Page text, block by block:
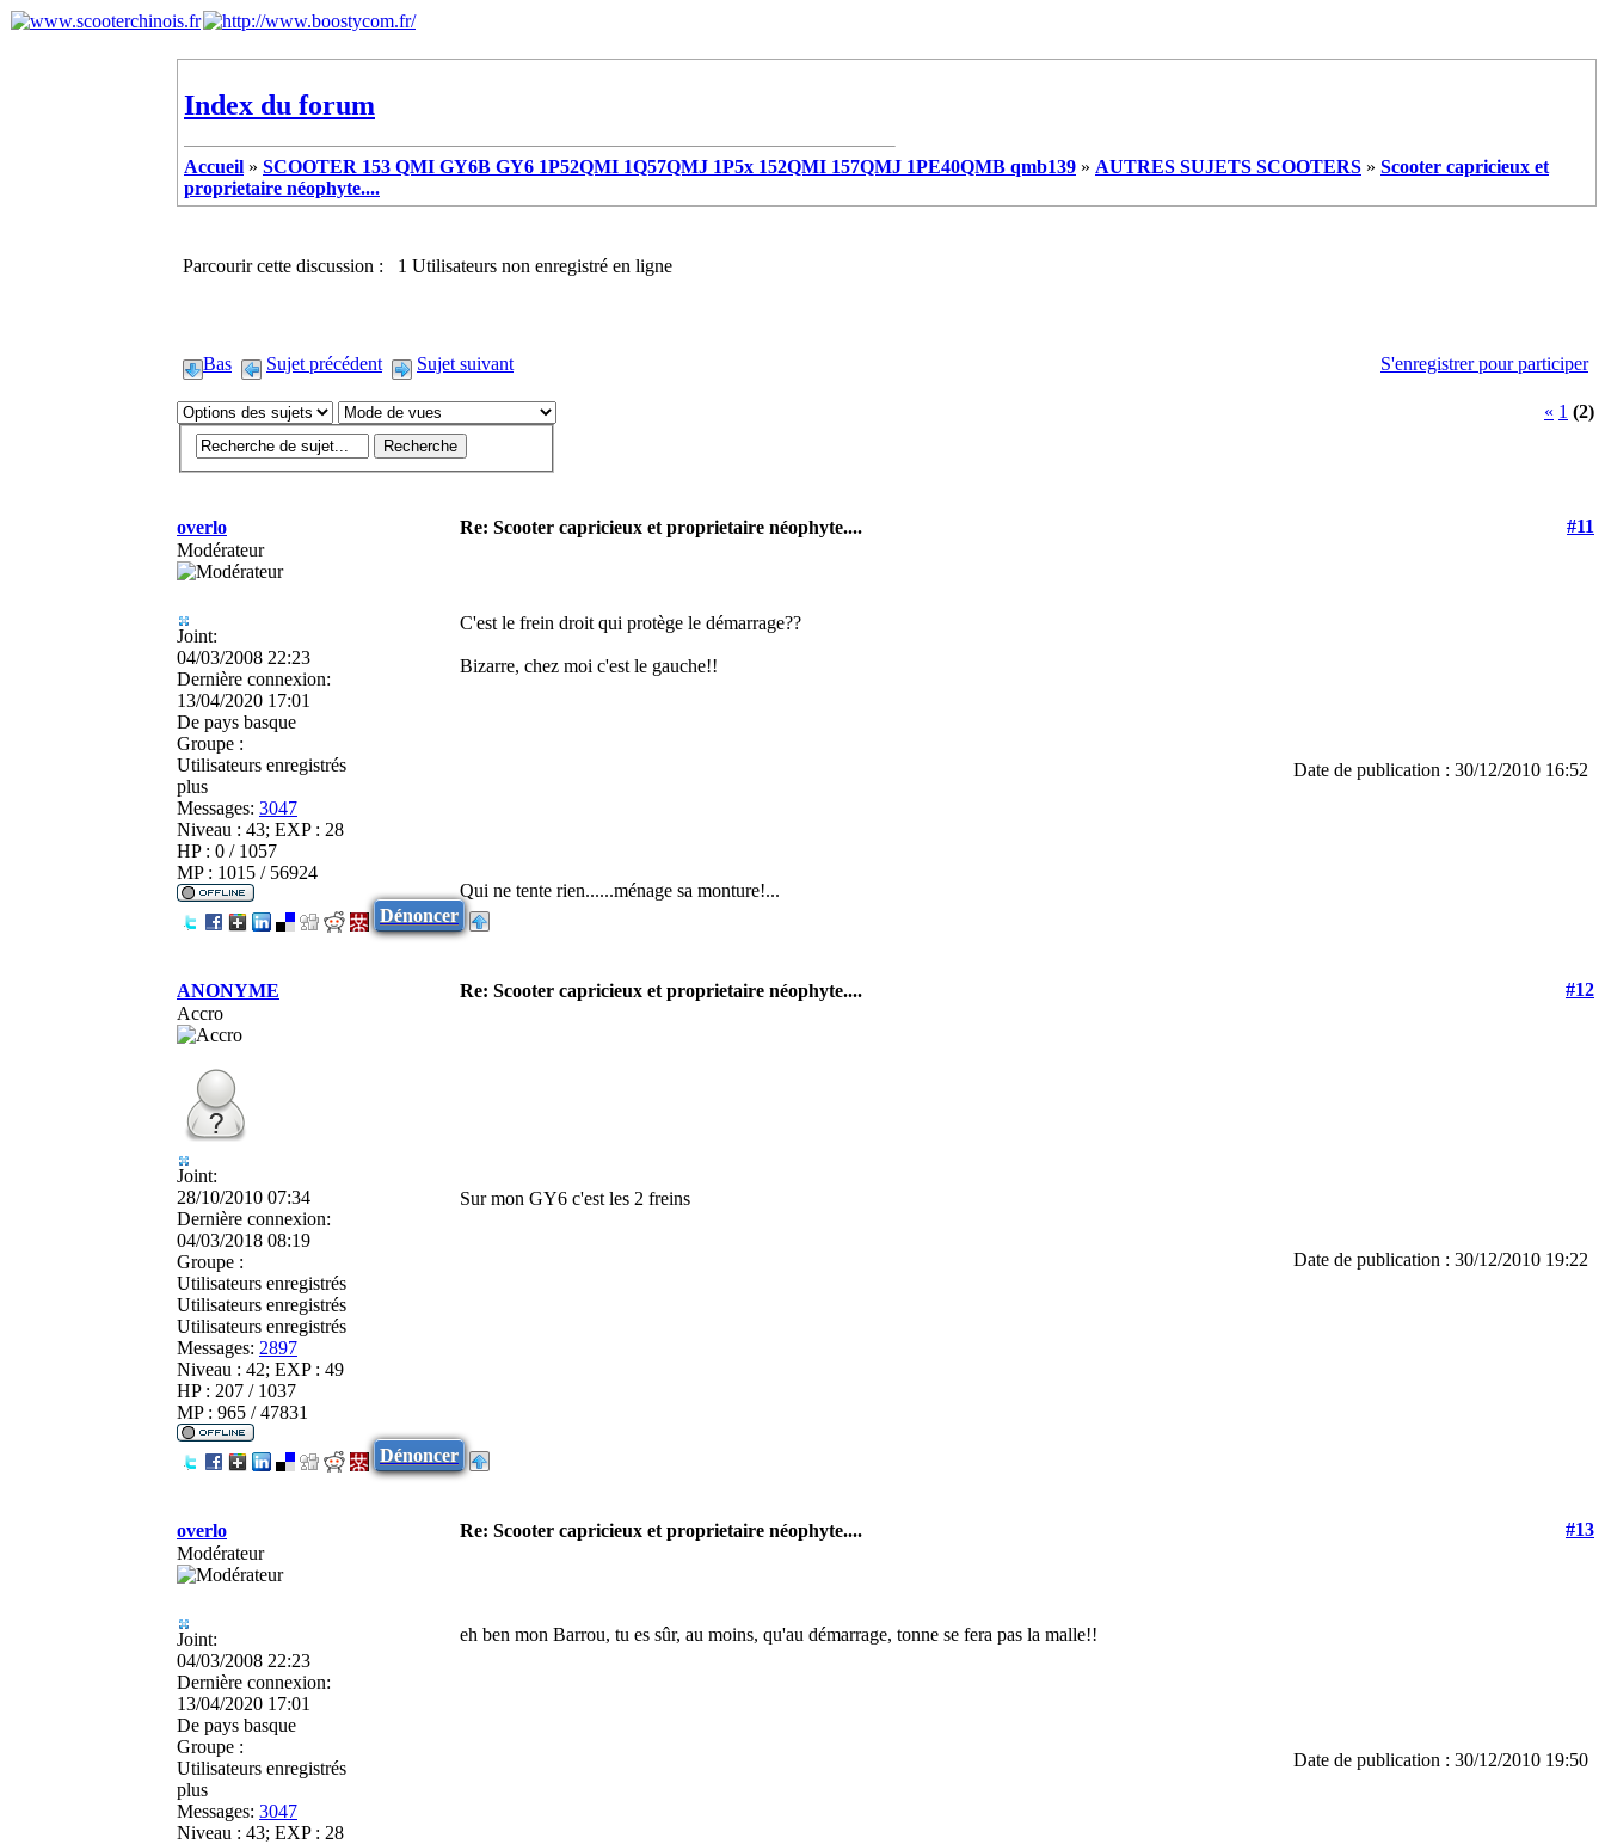
Index du forum
Accueil » SCOOTER 153 QMI GY6B GY6 1P52QMI 1Q57QMJ 1P5x 152QMI 157QMJ 1PE40QMB qmb139 » AUTRES SUJETS SCOOTERS » Scooter capricieux et
proprietaire néophyte....
Parcourir cette discussion : 1 Utilisateurs non enregistré en ligne
Bas Sujet précédent Sujet suivant S'enregistrer pour participer
« 1 (2)
overlo Re: Scooter capricieux et proprietaire néophyte....
#11
Modérateur
Joint:
04/03/2008 22:23
Dernière connexion:
13/04/2020 17:01
De pays basque
Groupe :
Utilisateurs enregistrés
plus
Messages: 3047
Niveau : 43; EXP : 28
HP : 0 / 1057
MP : 1015 / 56924
C'est le frein droit qui protège le démarrage??
Bizarre, chez moi c'est le gauche!!
Date de publication : 30/12/2010 16:52
Qui ne tente rien......ménage sa monture!...
Dénoncer
ANONYME Re: Scooter capricieux et proprietaire néophyte....
#12
Accro
Joint:
28/10/2010 07:34
Dernière connexion:
04/03/2018 08:19
Groupe :
Utilisateurs enregistrés
Utilisateurs enregistrés
Utilisateurs enregistrés
Messages: 2897
Niveau : 42; EXP : 49
HP : 207 / 1037
MP : 965 / 47831
Sur mon GY6 c'est les 2 freins
Date de publication : 30/12/2010 19:22
Dénoncer
overlo Re: Scooter capricieux et proprietaire néophyte....
#13
Modérateur
Joint:
04/03/2008 22:23
Dernière connexion:
13/04/2020 17:01
De pays basque
Groupe :
Utilisateurs enregistrés
plus
Messages: 3047
Niveau : 43; EXP : 28
eh ben mon Barrou, tu es sûr, au moins, qu'au démarrage, tonne se fera pas la malle!!
Date de publication : 30/12/2010 19:50